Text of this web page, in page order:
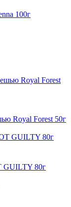
100г
Royal Forest 50г
GUILTY 80г